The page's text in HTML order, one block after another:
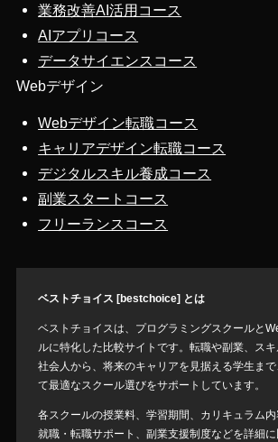
業務改善AI活用コース
AIアプリコース
データサイエンスコース
Webデザイン
Webデザイン転職コース
キャリアデザイン転職コース
デジタルスキル養成コース
副業スタートコース
フリーランスコース
ベストチョイス [bestchoice] とは
ベストチョイスは、プログラミングスクールと
ルに特化した比較サイトです。転職や副業、ス
社会人から、将来のキャリアを見据える学生ま
て最適なスクール選びをサポートしています。
各スクールの授業料、学習期間、カリキュラム内
就職・転職サポート、副業支援制度などを詳細